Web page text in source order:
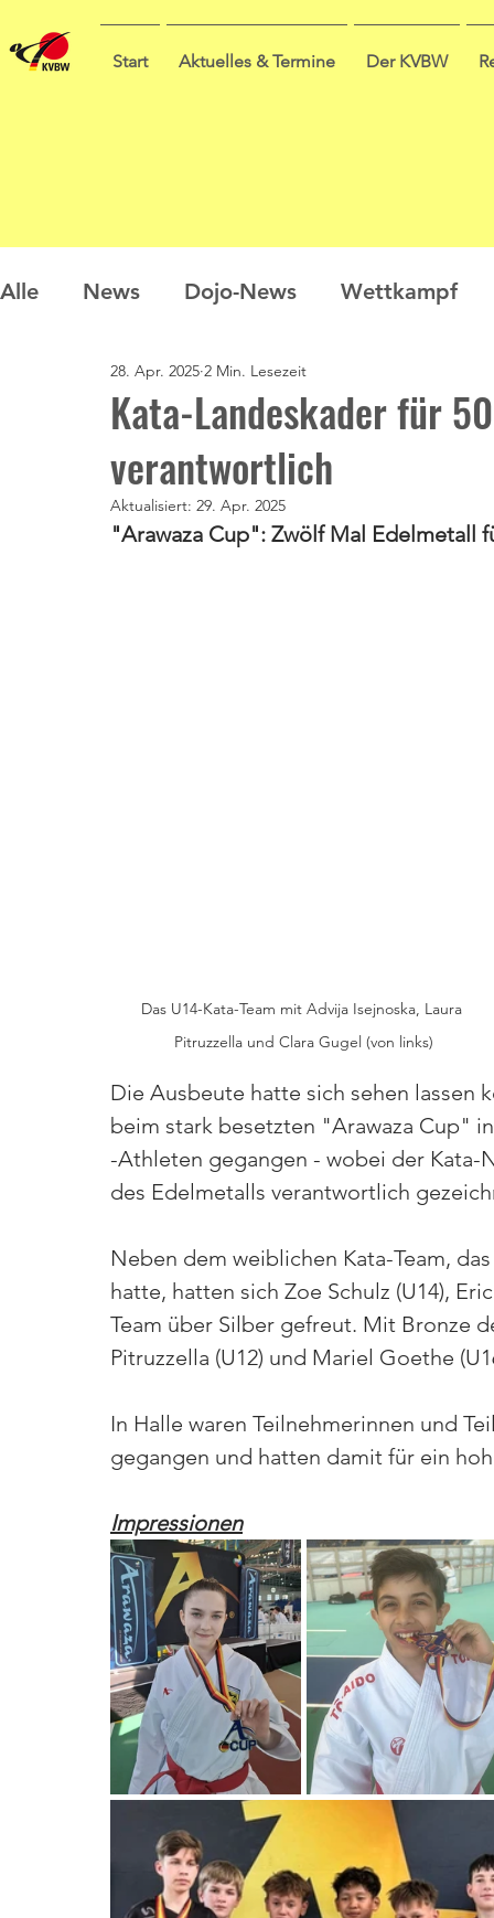
Start Aktuelles & Termine Der KVBW
Alle News Dojo-News Wettkampf
Nachwuchs Prüfungen
Sommercamp Umfrage
Kata-Landeskader für
verantwortlich
28. Apr. 2025 2 Min. Lesezeit
Aktualisiert: 29. Apr. 2025
"Arawaza Cup": Zwölf Mal Edelmetall
Das U14-Kata-Team mit Advija Isejnoska, Laura
Pitruzzella und Clara Gugel (von links)
Die Ausbeute hatte sich sehen lassen
beim stark besetzten "Arawaza Cup"
-Athleten gegangen - wobei der Kata-
des Edelmetalls verantwortlich
Neben dem weiblichen Kata-Team,
hatte, hatten sich Zoe Schulz (U14),
Team über Silber gefreut. Mit Bronze
Pitruzzella (U12) und Mariel Goethe
In Halle waren Teilnehmerinnen und
gegangen und hatten damit für ein
Impressionen